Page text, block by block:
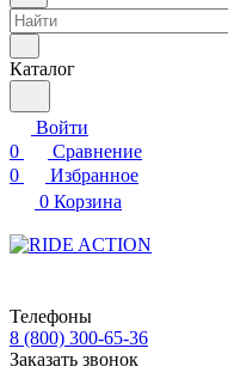
Каталог
Войти
0
Сравнение
0
Избранное
0 Корзина
Телефоны
8 (800) 300-65-36
Заказать звонок